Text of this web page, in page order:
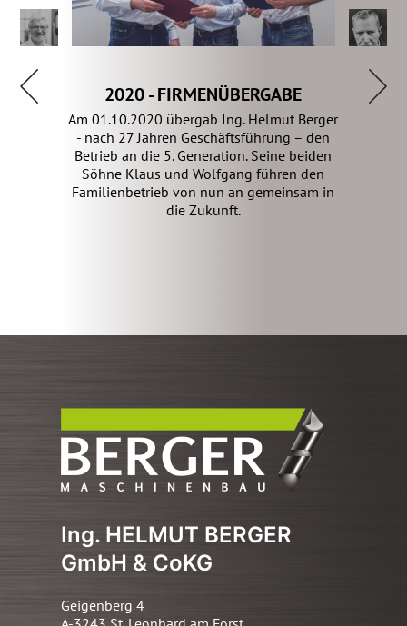
2020 - FIRMENÜBERGABE
Am 01.10.2020 übergab Ing. Helmut Berger
- nach 27 Jahren Geschäftsführung – den
Betrieb an die 5. Generation. Seine beiden
Söhne Klaus und Wolfgang führen den
Familienbetrieb von nun an gemeinsam in
die Zukunft.
Ing. HELMUT BERGER
GmbH & CoKG
Geigenberg 4